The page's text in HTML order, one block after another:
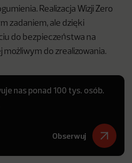
Realizacja Wizji Zero
zadaniem, ale dzięki
do bezpieczeństwa na
możliwym do zrealizowania.
nas ponad 100 tys. osób.
Obserwuj